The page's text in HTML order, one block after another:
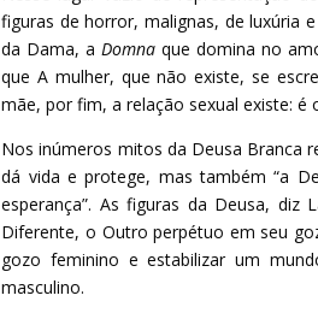
figuras de horror, malignas, de luxúria
da Dama, aDomna que domina no
que A mulher, que não existe, se
mãe, por fim, a relação sexual existe: é
Nos inúmeros mitos da Deusa Branca
dá vida e protege, mas também “a
esperança”. As figuras da Deusa,
Diferente, o Outro perpétuo em seu
gozo feminino e estabilizar um
masculino.